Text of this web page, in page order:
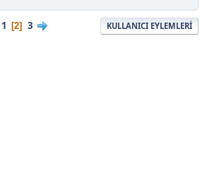
1 2 3 KULLANICI EYLEMLERI